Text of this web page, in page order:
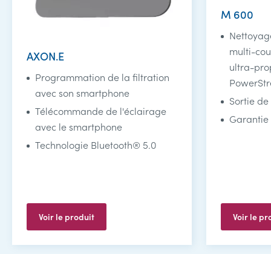
AXON.E
Programmation de la filtration
avec son smartphone
Télécommande de l'éclairage
avec le smartphone
Technologie Bluetooth® 5.0
Voir le produit
M 600
multi-
ultra-
Sortie
Voir le